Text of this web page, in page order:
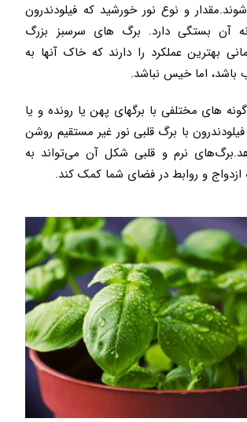
و نوع نور خورشید که فیلودندرون
آن بستگی دارد. برگ های سرسبز بزرگ
بهترین عملکرد را دارند که خاک آنها به
باشد، اما خیس نباشد.
های مختلفی با برگهای پهن یا رونده و یا
با برگ قلبی نور غیر مستقیم روشن
نرم و قلبی شکل آن می‌تواند به
ازدواج و روابط در فضای شما کمک کند.